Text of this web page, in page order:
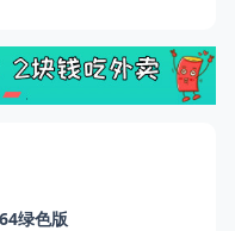
绿色版